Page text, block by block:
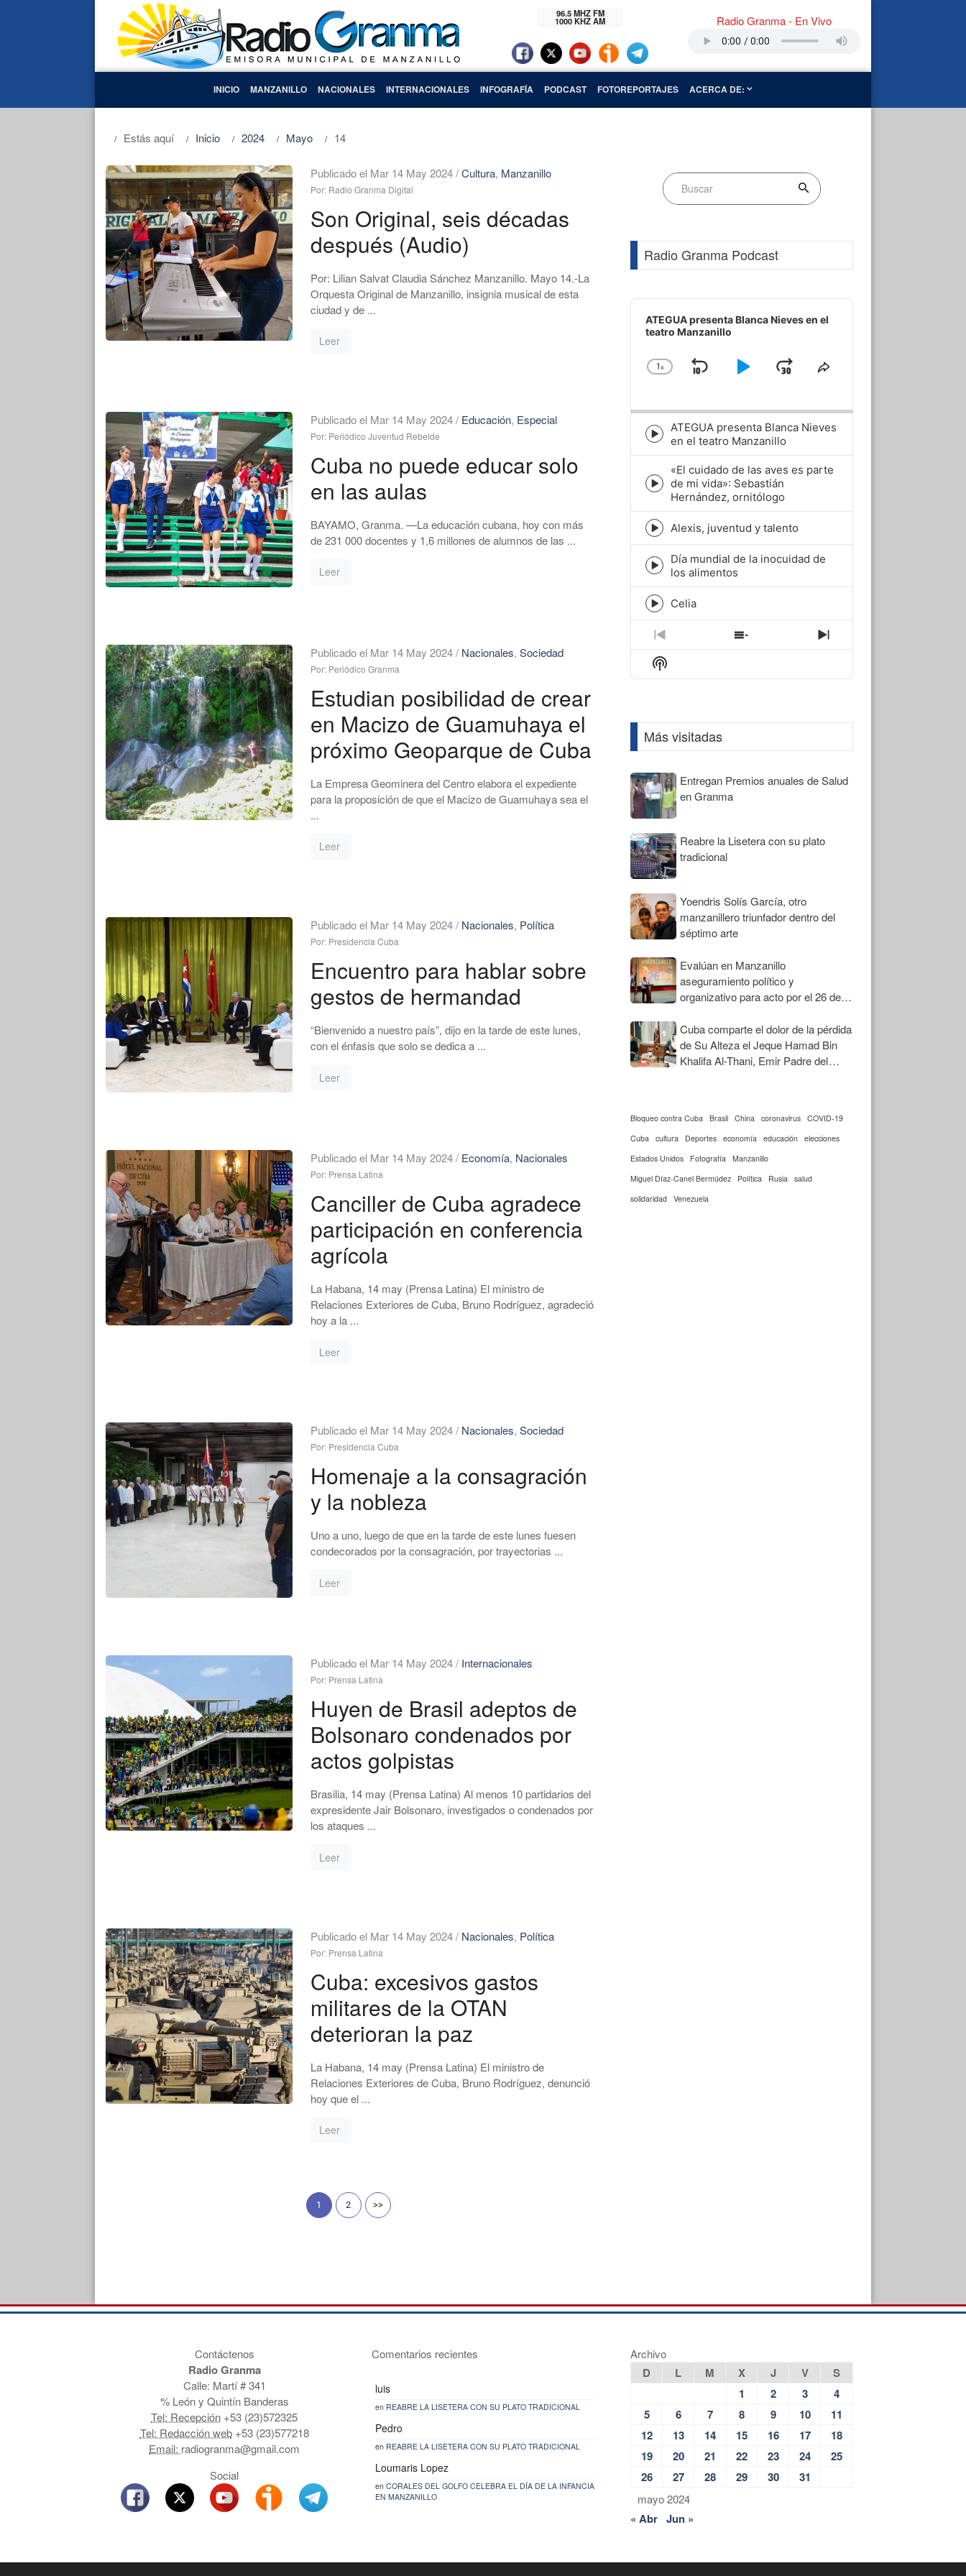
96.5 MHZ FM
1000 KHZ AM Radio Granma - En Vivo
INICIO MANZANILLO NACIONALES INTERNACIONALES INFOGRAFÍA PODCAST FOTOREPORTAJES ACERCA DE:
Estás aquí Inicio 2024 Mayo 14
Publicado el Mar 14 May 2024/Cultura, Manzanillo
Por: Radio Granma Digital
Son Original, seis décadas
después (Audio)
Por: Lilian Salvat Claudia Sánchez Manzanillo. Mayo 14.-La
Orquesta Original de Manzanillo, insignia musical de esta
ciudad y de ...
Leer
Publicado el Mar 14 May 2024/ Educación, Especial
Por: Periódico Juventud Rebelde
Cuba no puede educar solo
en las aulas
BAYAMO, Granma. —La educación cubana, hoy con más
de 231 000 docentes y 1,6 millones de alumnos de las ...
Leer
Publicado el Mar 14 May 2024/ Nacionales, Sociedad
Por: Periódico Granma
Estudian posibilidad de crear
en Macizo de Guamuhaya el
próximo Geoparque de Cuba
La Empresa Geominera del Centro elabora el expediente
para la proposición de que el Macizo de Guamuhaya sea el
...
Leer
Publicado el Mar 14 May 2024/ Nacionales, Política
Por: Presidencia Cuba
Encuentro para hablar sobre
gestos de hermandad
“Bienvenido a nuestro país”, dijo en la tarde de este lunes,
con el énfasis que solo se dedica a ...
Leer
Publicado el Mar 14 May 2024/ Economía, Nacionales
Por: Prensa Latina
Canciller de Cuba agradece
participación en conferencia
agrícola
La Habana, 14 may (Prensa Latina) El ministro de
Relaciones Exteriores de Cuba, Bruno Rodríguez, agradeció
hoy a la ...
Leer
Publicado el Mar 14 May 2024/ Nacionales, Sociedad
Por: Presidencia Cuba
Homenaje a la consagración
y la nobleza
Uno a uno, luego de que en la tarde de este lunes fuesen
condecorados por la consagración, por trayectorias ...
Leer
Publicado el Mar 14 May 2024/ Internacionales
Por: Prensa Latina
Huyen de Brasil adeptos de
Bolsonaro condenados por
actos golpistas
Brasilia, 14 may (Prensa Latina) Al menos 10 partidarios del
expresidente Jair Bolsonaro, investigados o condenados por
los ataques ...
Leer
Publicado el Mar 14 May 2024/ Nacionales, Política
Por: Prensa Latina
Cuba: excesivos gastos
militares de la OTAN
deterioran la paz
La Habana, 14 may (Prensa Latina) El ministro de
Relaciones Exteriores de Cuba, Bruno Rodríguez, denunció
hoy que el ...
Leer
1 2 >>
Radio Granma Podcast
Audio
Player
ATEGUA presenta Blanca Nieves en el
teatro Manzanillo
Change
1x
SkipPlayJumpShare
Episode
play
icon
ATEGUA presenta Blanca Nieves
en el teatro Manzanillo
Episode
play
icon
«El cuidado de las aves es parte
de mi vida»: Sebastián
Hernández, ornitólogo
Episode
play
icon
Alexis, juventud y talento
Episode
play
icon
Día mundial de la inocuidad de
los alimentos
Episode
play
icon
Celia
Previous
Episode
Show
Episodes
Next
Episode
Show
Podcast
Más visitadas
Entregan Premios anuales de Salud
en Granma
Reabre la Lisetera con su plato
tradicional
Yoendris Solís García, otro
manzanillero triunfador dentro del
séptimo arte
Evalúan en Manzanillo
aseguramiento político y
organizativo para acto por el 26 de
Cuba comparte el dolor de la pérdida
de Su Alteza el Jeque Hamad Bin
Khalifa Al-Thani, Emir Padre del
Bloqueo contra Cuba Brasil China coronavirus COVID-19
Cuba
cultura Deportes economía educación elecciones
Estados Unidos
Fotografía
Manzanillo
Miguel Díaz-Canel Bermúdez
Política Rusia
salud
solidaridad Venezuela
Contáctenos
Radio Granma
Calle: Martí # 341
% León y Quintín Banderas
Tel: Recepción +53 (23)572325
Tel: Redacción web+53 (23)577218
Email: radiogranma@gmail.com
Social
Comentarios recientes
luis
en REABRE LA LISETERA CON SU PLATO TRADICIONAL
Pedro
en REABRE LA LISETERA CON SU PLATO TRADICIONAL
Loumaris Lopez
en CORALES DEL GOLFO CELEBRA EL DÍA DE LA INFANCIA
EN MANZANILLO
Archivo
mayo 2024
D L M X J V
S
1
2 3
4
5
6 7 8 9 10
11
12
13 14 15 16 17
18
19
20 21 22 23 24
25
26
27 28 29 30 31
« Abr Jun »